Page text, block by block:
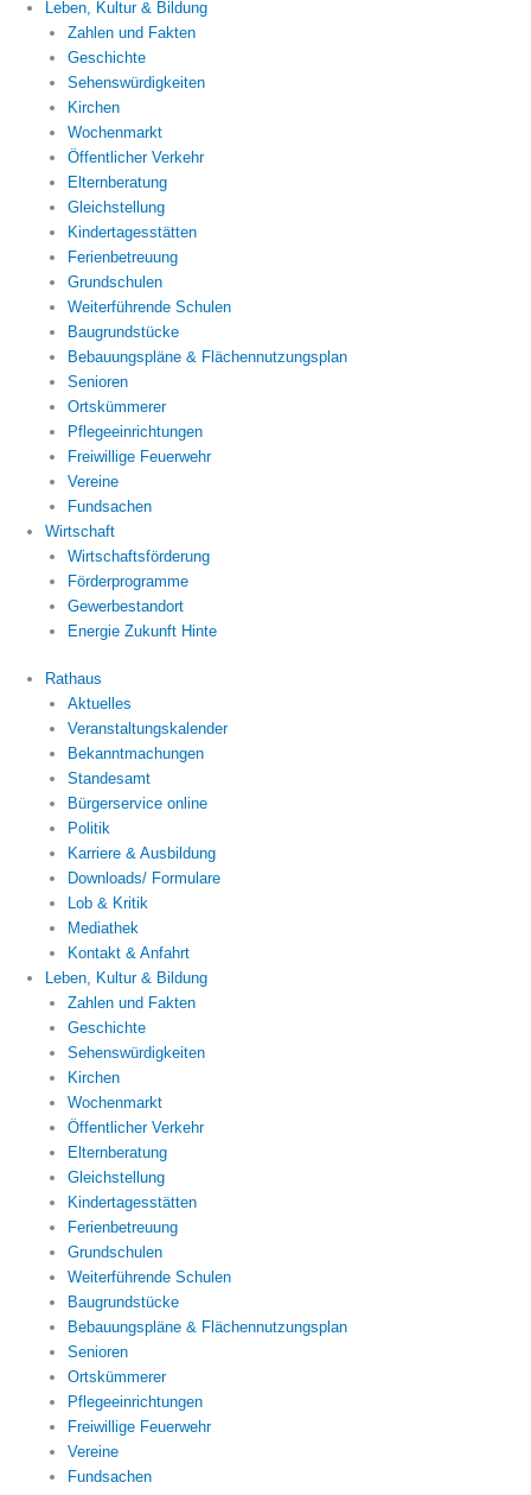
Leben, Kultur & Bildung
Zahlen und Fakten
Geschichte
Sehenswürdigkeiten
Kirchen
Wochenmarkt
Öffentlicher Verkehr
Elternberatung
Gleichstellung
Kindertagesstätten
Ferienbetreuung
Grundschulen
Weiterführende Schulen
Baugrundstücke
Bebauungspläne & Flächennutzungsplan
Senioren
Ortskümmerer
Pflegeeinrichtungen
Freiwillige Feuerwehr
Vereine
Fundsachen
Wirtschaft
Wirtschaftsförderung
Förderprogramme
Gewerbestandort
Energie Zukunft Hinte
Rathaus
Aktuelles
Veranstaltungskalender
Bekanntmachungen
Standesamt
Bürgerservice online
Politik
Karriere & Ausbildung
Downloads/ Formulare
Lob & Kritik
Mediathek
Kontakt & Anfahrt
Leben, Kultur & Bildung
Zahlen und Fakten
Geschichte
Sehenswürdigkeiten
Kirchen
Wochenmarkt
Öffentlicher Verkehr
Elternberatung
Gleichstellung
Kindertagesstätten
Ferienbetreuung
Grundschulen
Weiterführende Schulen
Baugrundstücke
Bebauungspläne & Flächennutzungsplan
Senioren
Ortskümmerer
Pflegeeinrichtungen
Freiwillige Feuerwehr
Vereine
Fundsachen